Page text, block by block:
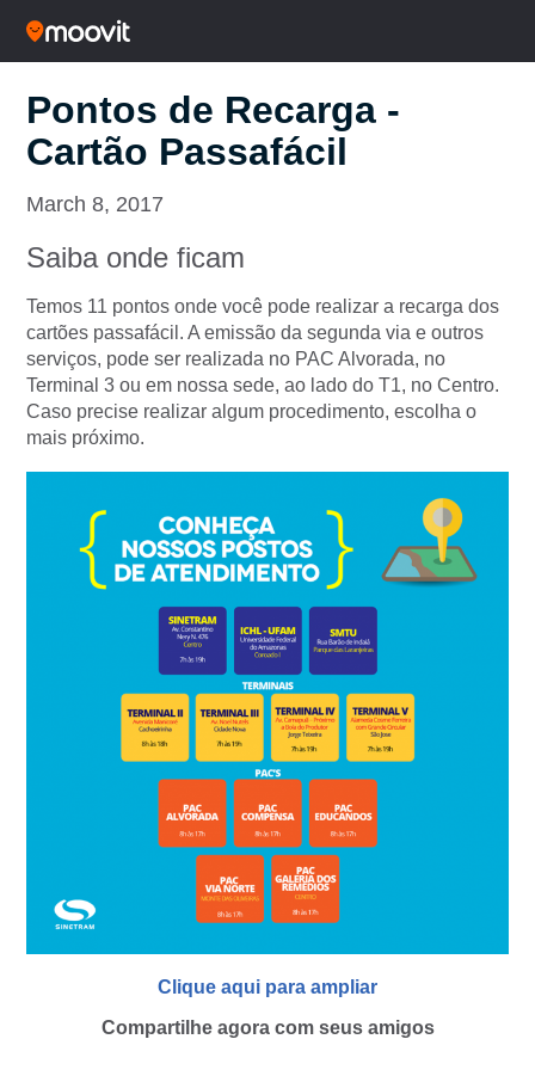
Pontos de Recarga -
Cartão Passafácil
March 8, 2017
Saiba onde ficam
Temos 11 pontos onde você pode realizar a recarga dos
cartões passafácil. A emissão da segunda via e outros
serviços, pode ser realizada no PAC Alvorada, no
Terminal 3 ou em nossa sede, ao lado do T1, no Centro.
Caso precise realizar algum procedimento, escolha o
mais próximo.
Clique aqui para ampliar
Compartilhe agora com seus amigos